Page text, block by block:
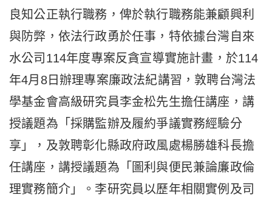
良知公正執行職務，俾於執行職務能兼顧興利
與防弊，依法行政勇於任事，特依據台灣自來
水公司114年度專案反貪宣導實施計畫，於114
年4月8日辦理專案廉政法紀講習，敦聘台灣法
學基金會高級研究員李金松先生擔任講座，講
授議題為「採購監辦及履約爭議實務經驗分
享」，及敦聘彰化縣政府政風處楊勝雄科長擔
任講座，講授議題為「圖利與便民兼論廉政倫
理實務簡介」。李研究員以歷年相關實例及司